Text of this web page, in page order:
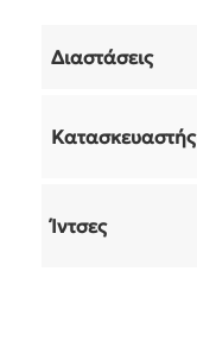
Διαστάσεις
Κατασκευαστής
Ίντσες